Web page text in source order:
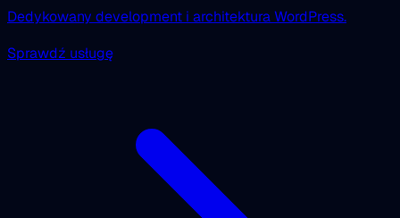
Dedykowany development i architektura WordPress.
Sprawdź usługę